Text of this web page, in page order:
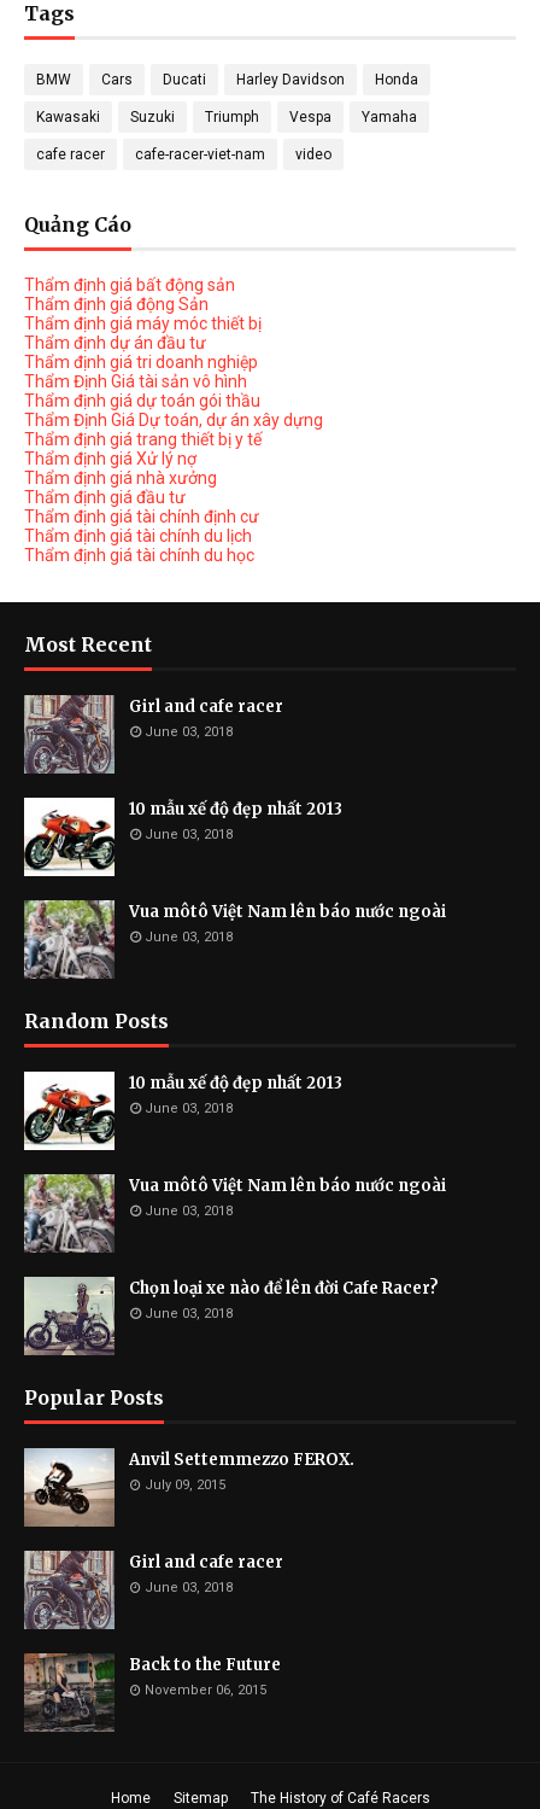
Tags
BMW Cars Ducati Harley Davidson Honda
Kawasaki Suzuki Triumph Vespa Yamaha
cafe racer cafe-racer-viet-nam video
Quảng Cáo
Thẩm định giá bất động sản
Thẩm định giá động Sản
Thẩm định giá máy móc thiết bị
Thẩm định dự án đầu tư
Thẩm định giá tri doanh nghiệp
Thẩm Định Giá tài sản vô hình
Thẩm định giá dự toán gói thầu
Thẩm Định Giá Dự toán, dự án xây dựng
Thẩm định giá trang thiết bị y tế
Thẩm định giá Xử lý nợ
Thẩm định giá nhà xưởng
Thẩm định giá đầu tư
Thẩm định giá tài chính định cư
Thẩm định giá tài chính du lịch
Thẩm định giá tài chính du học
Most Recent
Girl and cafe racer
June 03, 2018
10 mẫu xế độ đẹp nhất 2013
June 03, 2018
Vua môtô Việt Nam lên báo nước ngoài
June 03, 2018
Random Posts
10 mẫu xế độ đẹp nhất 2013
June 03, 2018
Vua môtô Việt Nam lên báo nước ngoài
June 03, 2018
Chọn loại xe nào để lên đời Cafe Racer?
June 03, 2018
Popular Posts
Anvil Settemmezzo FEROX.
July 09, 2015
Girl and cafe racer
June 03, 2018
Back to the Future
November 06, 2015
Home Sitemap The History of Café Racers